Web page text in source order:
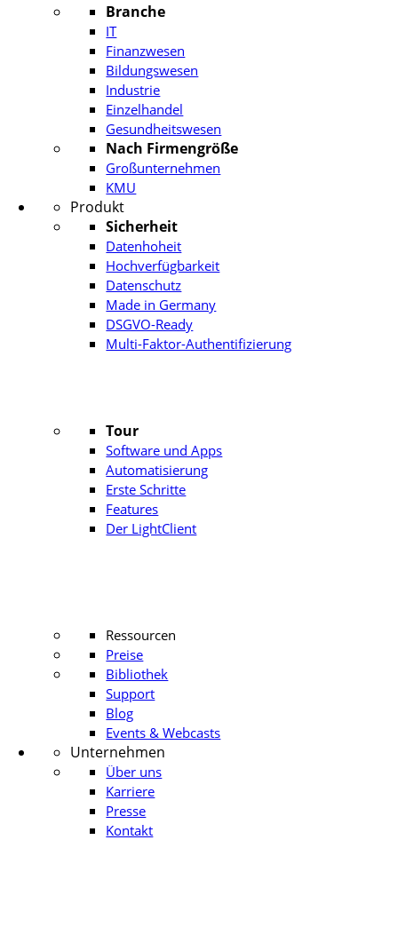
Branche
IT
Finanzwesen
Bildungswesen
Industrie
Einzelhandel
Gesundheitswesen
Nach Firmengröße
Großunternehmen
KMU
Produkt
Sicherheit
Datenhoheit
Hochverfügbarkeit
Datenschutz
Made in Germany
DSGVO-Ready
Multi-Faktor-Authentifizierung
Tour
Software und Apps
Automatisierung
Erste Schritte
Features
Der LightClient
Ressourcen
Preise
Bibliothek
Support
Blog
Events & Webcasts
Unternehmen
Über uns
Karriere
Presse
Kontakt